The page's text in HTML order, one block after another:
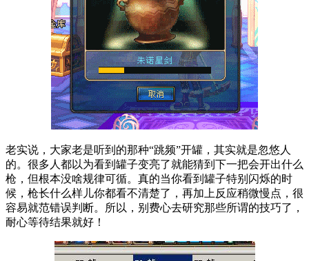
老实说，大家老是听到的那种“跳频”开罐，其实就是忽悠人
的。很多人都以为看到罐子变亮了就能猜到下一把会开出什么
枪，但根本没啥规律可循。真的当你看到罐子特别闪烁的时
候，枪长什么样儿你都看不清楚了，再加上反应稍微慢点，很
容易就范错误判断。所以，别费心去研究那些所谓的技巧了，
耐心等待结果就好！